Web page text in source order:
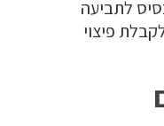
לתביעה
פיצוי